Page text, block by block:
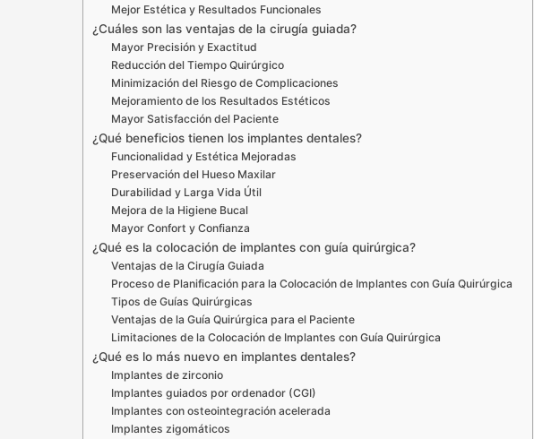
Mejor Estética y Resultados Funcionales
¿Cuáles son las ventajas de la cirugía guiada?
Mayor Precisión y Exactitud
Reducción del Tiempo Quirúrgico
Minimización del Riesgo de Complicaciones
Mejoramiento de los Resultados Estéticos
Mayor Satisfacción del Paciente
¿Qué beneficios tienen los implantes dentales?
Funcionalidad y Estética Mejoradas
Preservación del Hueso Maxilar
Durabilidad y Larga Vida Útil
Mejora de la Higiene Bucal
Mayor Confort y Confianza
¿Qué es la colocación de implantes con guía quirúrgica?
Ventajas de la Cirugía Guiada
Proceso de Planificación para la Colocación de Implantes con Guía Quirúrgica
Tipos de Guías Quirúrgicas
Ventajas de la Guía Quirúrgica para el Paciente
Limitaciones de la Colocación de Implantes con Guía Quirúrgica
¿Qué es lo más nuevo en implantes dentales?
Implantes de zirconio
Implantes guiados por ordenador (CGI)
Implantes con osteointegración acelerada
Implantes zigomáticos